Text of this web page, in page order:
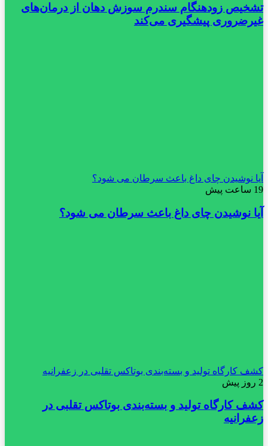
تشخیص زودهنگام سندرم سوزش دهان از درمان‌های
غیرضروری پیشگیری می‌کند
آیا نوشیدن چای داغ باعث سرطان می شود؟
19 ساعت پیش
آیا نوشیدن چای داغ باعث سرطان می شود؟
کشف کارگاه تولید و بسته‌بندی بوتاکس تقلبی در زعفرانیه
2 روز پیش
کشف کارگاه تولید و بسته‌بندی بوتاکس تقلبی در
زعفرانیه